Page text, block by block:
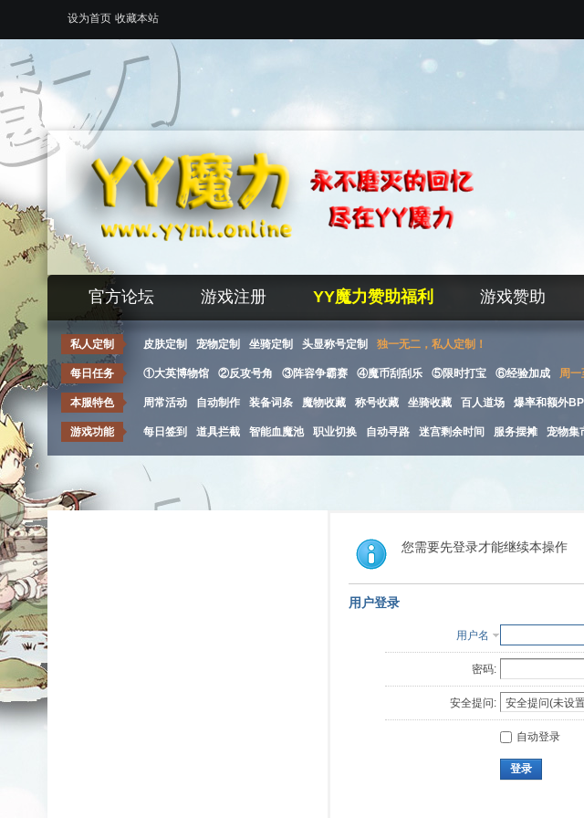
设为首页 收藏本站
官方论坛 游戏注册 YY魔力赞助福利 游戏赞助
私人定制 皮肤定制 宠物定制 坐骑定制 头显称号定制 独一无二，私人定制！
每日任务 ①大英博物馆 ②反攻号角 ③阵容争霸赛 ④魔币刮刮乐 ⑤限时打宝 ⑥经验加成 周一
本服特色 周常活动 自动制作 装备词条 魔物收藏 称号收藏 坐骑收藏 百人道场 爆率和额外BP
游戏功能 每日签到 道具拦截 智能血魔池 职业切换 自动寻路 迷宫剩余时间 服务摆摊 宠物集
您需要先登录才能继续本操作
用户登录
用户名
密码:
安全提问:
自动登录
登录